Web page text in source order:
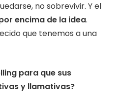
no sobrevivir. Y el
encima de la idea.
que tenemos a una
para que sus
y llamativas?